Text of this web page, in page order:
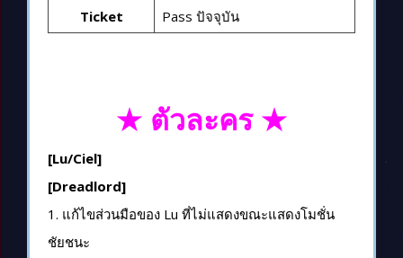
Ticket Pass ปัจจุบัน
★ ตัวละคร ★
[Lu/Ciel]
[Dreadlord]
1. แก้ไขส่วนมือของ Lu ที่ไม่แสดงขณะแสดงโมชั่น
ชัยชนะ